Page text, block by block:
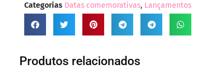
Categorias Datas comemorativas, Lançamentos
Produtos relacionados